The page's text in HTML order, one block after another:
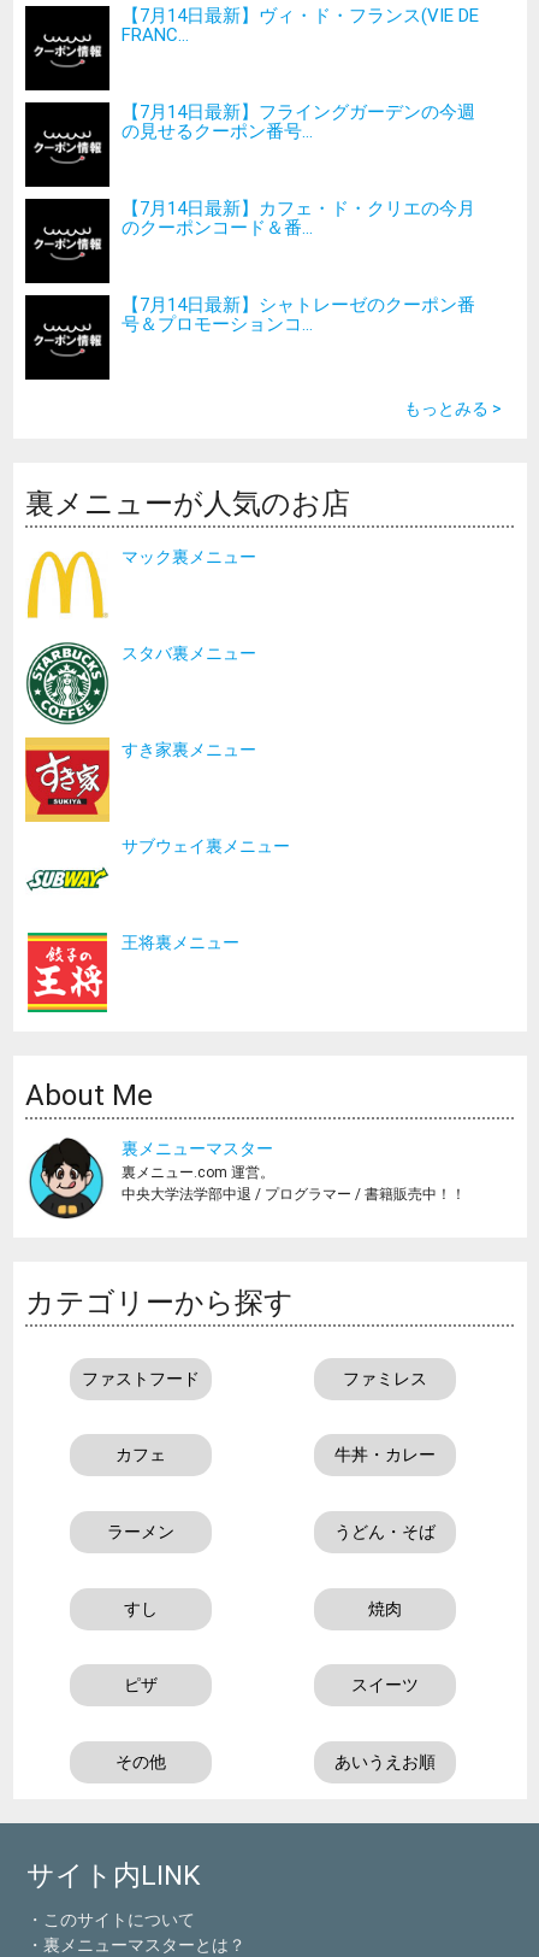
【7月14日最新】ヴィ・ド・フランス(VIE DE
FRANC...
【7月14日最新】フライングガーデンの今週
の見せるクーポン番号...
【7月14日最新】カフェ・ド・クリエの今月
のクーポンコード＆番...
【7月14日最新】シャトレーゼのクーポン番
号＆プロモーションコ...
もっとみる >
裏メニューが人気のお店
マック裏メニュー
スタバ裏メニュー
すき家裏メニュー
サブウェイ裏メニュー
王将裏メニュー
About Me
裏メニューマスター
裏メニュー.com 運営。
中央大学法学部中退 / プログラマー / 書籍販売中！！
カテゴリーから探す
ファストフード ファミレス
カフェ 牛丼・カレー
ラーメン うどん・そば
すし 焼肉
ピザ スイーツ
その他 あいうえお順
サイト内LINK
・このサイトについて
・裏メニューマスターとは？